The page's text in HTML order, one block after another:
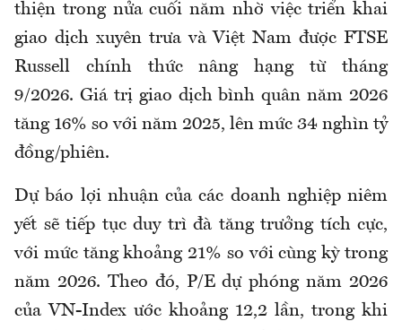
thiện trong nửa cuối năm nhờ việc triển khai
giao dịch xuyên trưa và Việt Nam được FTSE
Russell chính thức nâng hạng từ tháng
9/2026. Giá trị giao dịch bình quân năm 2026
tăng 16% so với năm 2025, lên mức 34 nghìn tỷ
đồng/phiên.
Dự báo lợi nhuận của các doanh nghiệp niêm
yết sẽ tiếp tục duy trì đà tăng trưởng tích cực,
với mức tăng khoảng 21% so với cùng kỳ trong
năm 2026. Theo đó, P/E dự phóng năm 2026
của VN-Index ước khoảng 12,2 lần, trong khi